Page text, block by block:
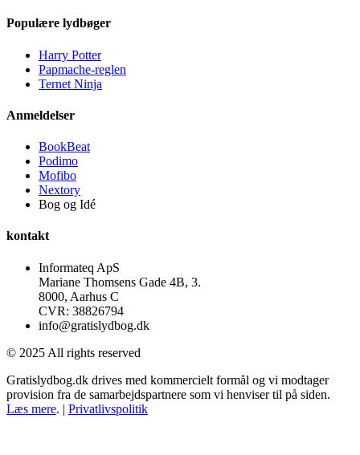
Populære lydbøger
Harry Potter
Papmache-reglen
Ternet Ninja
Anmeldelser
BookBeat
Podimo
Mofibo
Nextory
Bog og Idé
kontakt
Informateq ApS
Mariane Thomsens Gade 4B, 3.
8000, Aarhus C
CVR: 38826794
info@gratislydbog.dk
© 2025 All rights reserved
Gratislydbog.dk drives med kommercielt formål og vi modtager
provision fra de samarbejdspartnere som vi henviser til på siden.
Læs mere. | Privatlivspolitik